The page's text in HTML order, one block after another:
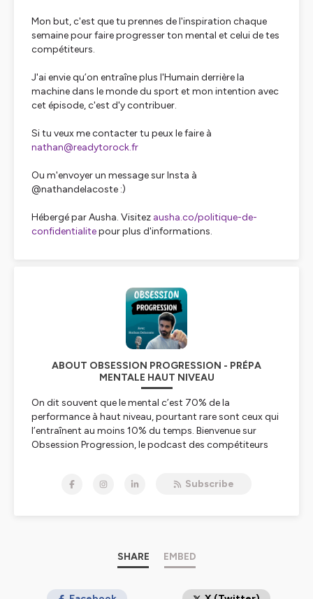
Mon but, c'est que tu prennes de l'inspiration chaque
semaine pour faire progresser ton mental et celui de tes
compétiteurs.
J'ai envie qu’on entraîne plus l'Humain derrière la
machine dans le monde du sport et mon intention avec
cet épisode, c'est d'y contribuer.
Si tu veux me contacter tu peux le faire à
nathan@readytorock.fr
Ou m'envoyer un message sur Insta à
@nathandelacoste :)
Hébergé par Ausha. Visitez ausha.co/politique-de-
confidentialitepour plus d'informations.
ABOUT OBSESSION PROGRESSION - PRÉPA
MENTALE HAUT NIVEAU
On dit souvent que le mental c’est 70% de la
performance à haut niveau, pourtant rare sont ceux qui
l’entraînent au moins 10% du temps. Bienvenue sur
Obsession Progression, le podcast des compétiteurs
mental spécialisé dans les sports extrêmes.
Coach ? Profitez d’un RDV OFFERT de 45
minutes avec moi pour améliorer ton leadership et
Subscribe
SHARE EMBED